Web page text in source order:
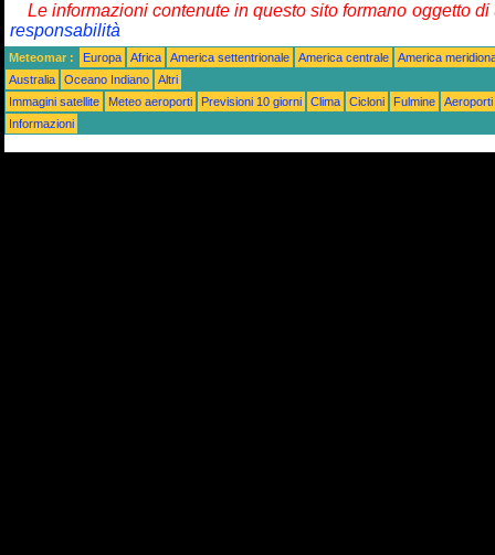
Le informazioni contenute in questo sito formano oggetto
responsabilità
Meteomar : Europa Africa America settentrionale America centrale
America
Australia
Oceano Indiano
Altri
Immagini satellite
Meteo aeroporti Previsioni 10 giorni Clima Cicloni Fulmine
Aeroporti
Informazioni